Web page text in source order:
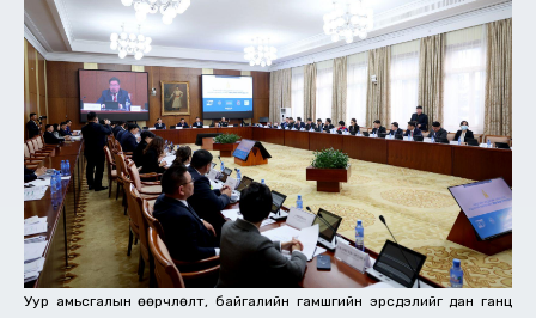
Уур амьсгалын өөрчлөлт, байгалийн гамшгийн эрсдэлийг дан ганц